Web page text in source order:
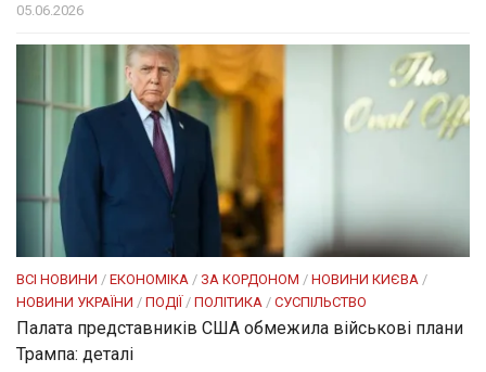
05.06.2026
ВСІ НОВИНИ / ЕКОНОМІКА / ЗА КОРДОНОМ / НОВИНИ КИЄВА /
НОВИНИ УКРАЇНИ / ПОДІЇ / ПОЛІТИКА / СУСПІЛЬСТВО
Палата представників США обмежила військові плани
Трампа: деталі